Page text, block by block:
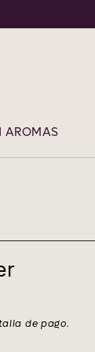
AROMAS
de pago.